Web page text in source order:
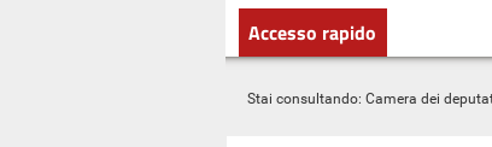
Accesso rapido
Stai consultando: Camera dei